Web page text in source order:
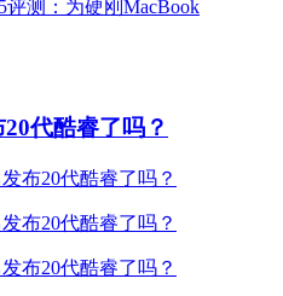
代酷睿了吗？